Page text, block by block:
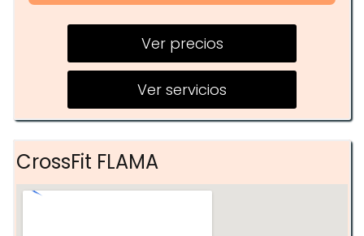
Crossfit
Nutrición Personalizada
Osteopatía
Ver precios
Ver servicios
CrossFit FLAMA